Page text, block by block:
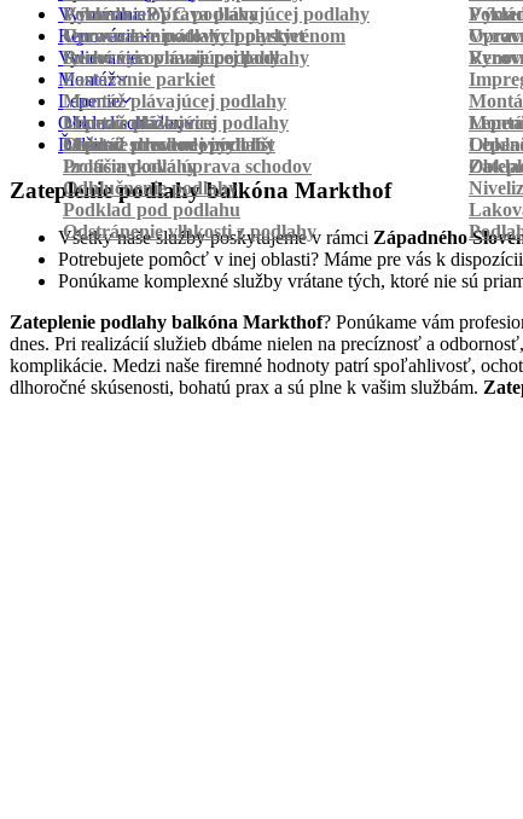
Pokládka PVC podlahy
Výmena a oprava plávajúcej podlahy
Oprava laminátových parkiet
Vyrovnanie
Vyrovnanie podlahy polystyrénom
Suché vyrovnanie podlahy
Renovácia
Renovácia plávajúcej podlahy
Pastovanie parkiet
Vylievanie
Montáž
Montáž plávajúcej podlahy
Montáž dlážkovice
Montáž prechodových líšt
Lepenie
Lepenie plávajúcej podlahy
Lepenie drevenej podlahy
Obklad schodov
Obklad schodov vinylom
Protišmyková úprava schodov
Ďalšie
Izolácia podlahy
Odhlučnenie podlahy
Podklad pod podlahu
Odstránenie vlhkosti z podlahy
Zateplenie podlahy balkóna Markthof
Všetky naše služby poskytujeme v rámci Západného
Potrebujete pomôcť v inej oblasti? Máme pre vás k
Ponúkame komplexné služby vrátane tých, ktoré nie sú
Zateplenie podlahy balkóna Markthof? Ponúkame vám
dnes. Pri realizácií služieb dbáme nielen na precíznosť a
komplikácie. Medzi naše firemné hodnoty patrí spoľahlivosť,
dlhoročné skúsenosti, bohatú prax a sú plne k vašim službám.